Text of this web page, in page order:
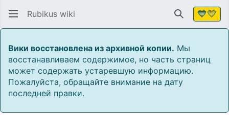
Rubikus wiki Найти💙💛
Вики восстановлена из архивной копии. Мы
восстанавливаем содержимое, но часть страниц
может содержать устаревшую информацию.
Пожалуйста, обращайте внимание на дату
последней правки.